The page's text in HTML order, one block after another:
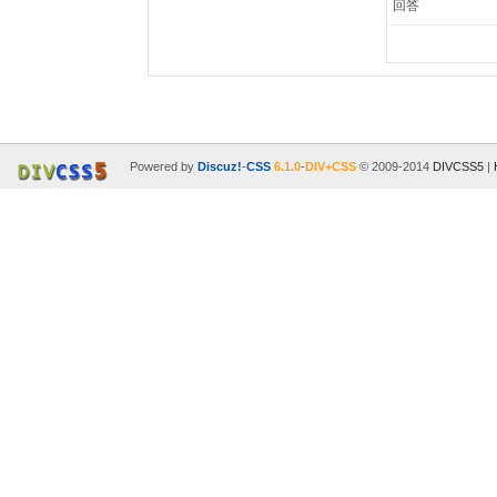
回答
Powered byDiscuz!-CSS 6.1.0-DIV+CSS © 2009-2014 DIVCSS5 |